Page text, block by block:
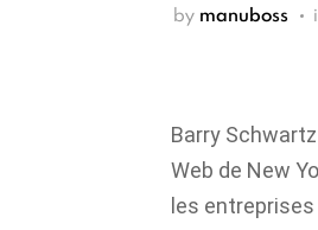
by manuboss
Barry
Web de New
les